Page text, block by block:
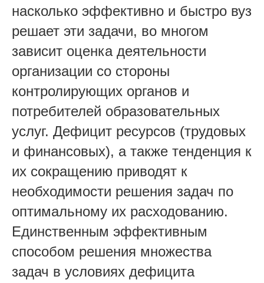
насколько эффективно и быстро вуз
решает эти задачи, во многом
зависит оценка деятельности
организации со стороны
контролирующих органов и
потребителей образовательных
услуг. Дефицит ресурсов (трудовых
и финансовых), а также тенденция к
их сокращению приводят к
необходимости решения задач по
оптимальному их расходованию.
Единственным эффективным
способом решения множества
задач в условиях дефицита